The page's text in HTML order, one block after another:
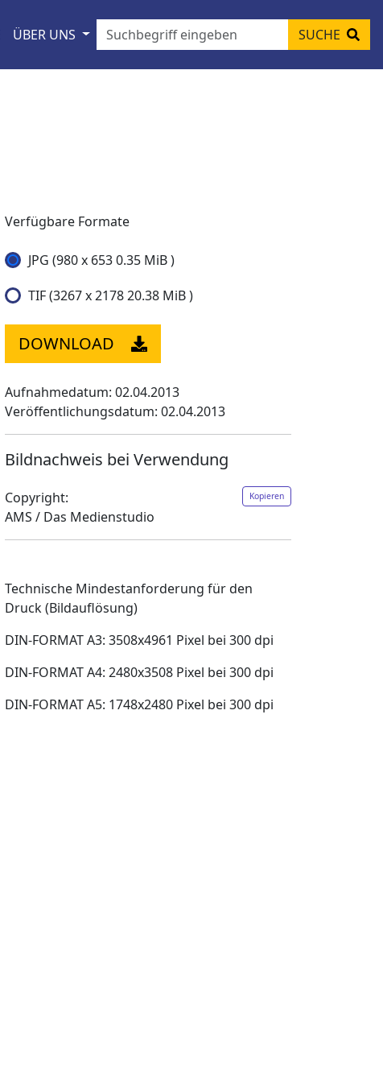
ÜBER UNS SUCHE
Verfügbare Formate
JPG (980 x 653 0.35 MiB )
TIF (3267 x 2178 20.38 MiB )
DOWNLOAD
Aufnahmedatum: 02.04.2013
Veröffentlichungsdatum: 02.04.2013
Bildnachweis bei Verwendung
Copyright: Kopieren
AMS / Das Medienstudio
Technische Mindestanforderung für den
Druck (Bildauflösung)
DIN-FORMAT A3: 3508x4961 Pixel bei 300 dpi
DIN-FORMAT A4: 2480x3508 Pixel bei 300 dpi
DIN-FORMAT A5: 1748x2480 Pixel bei 300 dpi